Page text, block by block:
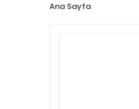
Ana Sayfa